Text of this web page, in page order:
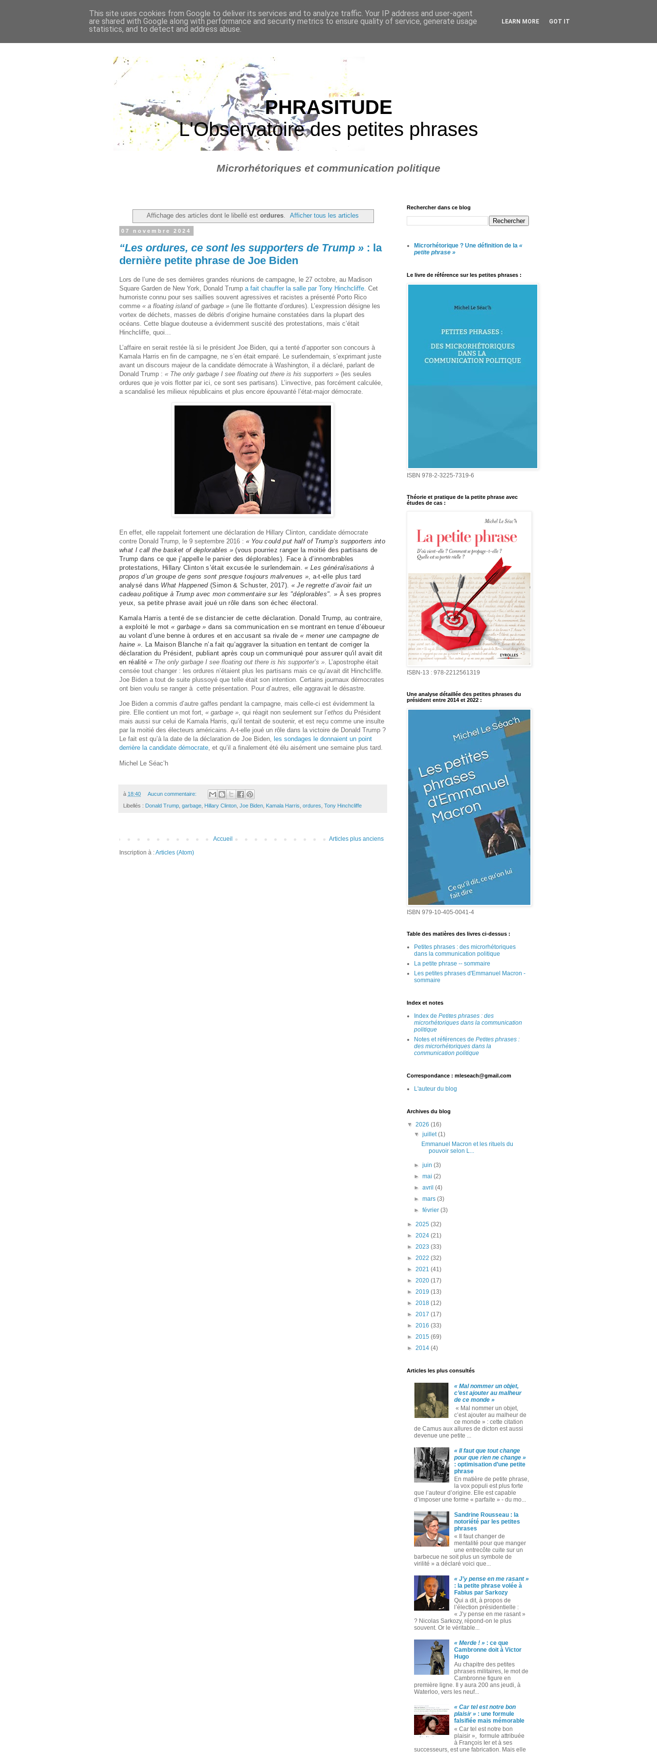
PHRASITUDE
L'Observatoire des petites phrases
Microrhétoriques et communication politique
Affichage des articles dont le libellé est ordures. Afficher tous les articles
07 novembre 2024
“Les ordures, ce sont les supporters de Trump » : la
dernière petite phrase de Joe Biden
Lors de l’une de ses dernières grandes réunions de campagne, le 27 octobre, au Madison
Square Garden de New York, Donald Trump a fait chauffer la salle par Tony Hinchcliffe . Cet
humoriste connu pour ses saillies souvent agressives et racistes a présenté Porto Rico
comme « a floating island of garbage » (une île flottante d’ordures). L’expression désigne les
vortex de déchets, masses de débris d’origine humaine constatées dans la plupart des
océans. Cette blague douteuse a évidemment suscité des protestations, mais c’était
Hinchcliffe, quoi…
L’affaire en serait restée là si le président Joe Biden, qui a tenté d’apporter son concours à
Kamala Harris en fin de campagne, ne s’en était emparé. Le surlendemain, s’exprimant juste
avant un discours majeur de la candidate démocrate à Washington, il a déclaré, parlant de
Donald Trump : « The only garbage I see floating out there is his supporters » (les seules
ordures que je vois flotter par ici, ce sont ses partisans). L’invective, pas forcément calculée,
a scandalisé les milieux républicains et plus encore épouvanté l’état-major démocrate.
En effet, elle rappelait fortement une déclaration de Hillary Clinton, candidate démocrate
contre Donald Trump, le 9 septembre 2016 : « You could put half of Trump’s supporters into
what I call the basket of deplorables »(vous pourriez ranger la moitié des partisans de
Trump dans ce que j’appelle le panier des déplorables). Face à d’innombrables
protestations, Hillary Clinton s’était excusée le surlendemain.« Les généralisations à
propos d’un groupe de gens sont presque toujours malvenues » , a-t-elle plus tard
analysé dans What Happened(Simon & Schuster, 2017). « Je regrette d’avoir fait un
cadeau politique à Trump avec mon commentaire sur les "déplorables". » À ses propres
yeux, sa petite phrase avait joué un rôle dans son échec électoral.
Kamala Harris a tenté de se distancier de cette déclaration. Donald Trump, au contraire,
a exploité le mot« garbage »dans sa communication en se montrant en tenue d’éboueur
au volant d’une benne à ordures et en accusant sa rivale de« mener une campagne de
haine ». La Maison Blanche n’a fait qu’aggraver la situation en tentant de corriger la
déclaration du Président, publiant après coup un communiqué pour assurer qu'il avait dit
en réalité « The only garbage I see floating out there is his supporter’s ». L’apostrophe était
censée tout changer : les ordures n’étaient plus les partisans mais ce qu’avait dit Hinchcliffe.
Joe Biden a tout de suite plussoyé que telle était son intention. Certains journaux démocrates
ont bien voulu se ranger à cette présentation. Pour d’autres, elle aggravait le désastre.
Joe Biden a commis d’autre gaffes pendant la campagne, mais celle-ci est évidemment la
pire. Elle contient un mot fort, « garbage », qui réagit non seulement sur l’ethos du Président
mais aussi sur celui de Kamala Harris, qu’il tentait de soutenir, et est reçu comme une insulte
par la moitié des électeurs américains. A-t-elle joué un rôle dans la victoire de Donald Trump ?
Le fait est qu’à la date de la déclaration de Joe Biden, les sondages le donnaient un point
derrière la candidate démocrate, et qu’il a finalement été élu aisément une semaine plus tard.
Michel Le Séac’h
à 18:40 Aucun commentaire:
Libellés : Donald Trump, garbage, Hillary Clinton, Joe Biden, Kamala Harris, ordures, Tony Hinchcliffe
Articles plus anciens
Accueil
Inscription à :Articles (Atom)
Rechercher dans ce blog
Microrhétorique ? Une définition de la «
petite phrase »
Le livre de référence sur les petites phrases :
ISBN 978-2-3225-7319-6
Théorie et pratique de la petite phrase avec
études de cas :
ISBN-13 : 978-2212561319
Une analyse détaillée des petites phrases du
président entre 2014 et 2022 :
ISBN 979-10-405-0041-4
Table des matières des livres ci-dessus :
Petites phrases : des microrhétoriques
dans la communication politique
La petite phrase -- sommaire
Les petites phrases d'Emmanuel Macron -
sommaire
Index et notes
Index de Petites phrases : des
microrhétoriques dans la communication
politique
Notes et références de Petites phrases :
des microrhétoriques dans la
communication politique
Correspondance : mleseach@gmail.com
L'auteur du blog
Archives du blog
▼ 2026 (16)
▼juillet(1)
Emmanuel Macron et les rituels du
pouvoir selon L...
►juin(3)
►mai(2)
►avril(4)
►mars(3)
►février(3)
► 2025 (32)
► 2024 (21)
► 2023 (33)
► 2022 (32)
► 2021 (41)
► 2020 (17)
► 2019 (13)
► 2018 (12)
► 2017 (17)
► 2016 (33)
► 2015 (69)
► 2014 (4)
Articles les plus consultés
« Mal nommer un objet,
c’est ajouter au malheur
de ce monde »
« Mal nommer un objet,
c’est ajouter au malheur de
ce monde » : cette citation
de Camus aux allures de dicton est aussi
devenue une petite ...
« Il faut que tout change
pour que rien ne change »
: optimisation d’une petite
phrase
En matière de petite phrase,
la vox populi est plus forte
que l’auteur d’origine. Elle est capable
d’imposer une forme « parfaite » ‑ du mo...
Sandrine Rousseau : la
notoriété par les petites
phrases
« Il faut changer de
mentalité pour que manger
une entrecôte cuite sur un
barbecue ne soit plus un symbole de
virilité » a déclaré voici que...
« J’y pense en me rasant »
: la petite phrase volée à
Fabius par Sarkozy
Qui a dit, à propos de
l’élection présidentielle :
« J’y pense en me rasant »
? Nicolas Sarkozy, répond-on le plus
souvent. Or le véritable...
« Merde ! »: ce que
Cambronne doit à Victor
Hugo
Au chapitre des petites
phrases militaires, le mot de
Cambronne figure en
première ligne. Il y aura 200 ans jeudi, à
Waterloo, vers les neuf...
« Car tel est notre bon
plaisir »: une formule
falsifiée mais mémorable
« Car tel est notre bon
plaisir », formule attribuée
à François Ier et à ses
successeurs, est une fabrication. Mais elle
This site uses cookies from Google to deliver its services and to analyze traffic. Your IP address and user-agent
are shared with Google along with performance and security metrics to ensure quality of service, generate usage
statistics, and to detect and address abuse.
LEARN MORE GOT IT